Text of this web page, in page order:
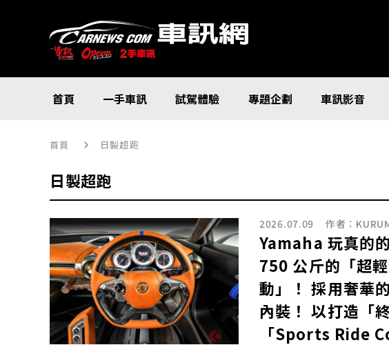
首頁 一手車訊 試駕體驗 專題企劃 車訊影音
首頁 日製超跑
日製超跑
2026.07.09 作者：
Yamaha 玩真的
750 公斤的「超
動」！ 採用奢華
內裝！ 以打造「
「Sports Ride